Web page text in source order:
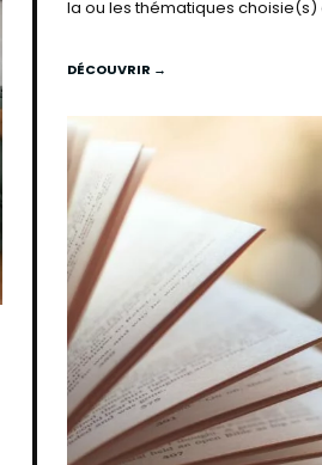
la ou les thématiques choisie(s)
DÉCOUVRIR →